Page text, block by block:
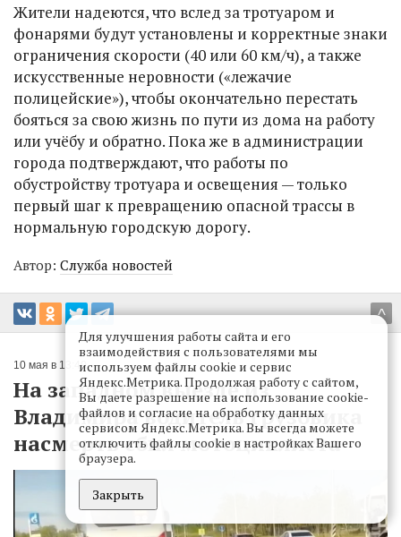
Жители надеются, что вслед за тротуаром и
фонарями будут установлены и корректные знаки
ограничения скорости (40 или 60 км/ч), а также
искусственные неровности («лежачие
полицейские»), чтобы окончательно перестать
бояться за свою жизнь по пути из дома на работу
или учёбу и обратно. Пока же в администрации
города подтверждают, что работы по
обустройству тротуара и освещения — только
первый шаг к превращению опасной трассы в
нормальную городскую дорогу.
Автор: Служба новостей
^
10 мая в 13:40
На западном выезде из
Владимира водитель грузовика
насмерть сбил мотоциклиста
Для улучшения работы сайта и его
взаимодействия с пользователями мы
используем файлы cookie и сервис
Яндекс.Метрика. Продолжая работу с сайтом,
Вы даете разрешение на использование cookie-
файлов и согласие на обработку данных
сервисом Яндекс.Метрика. Вы всегда можете
отключить файлы cookie в настройках Вашего
браузера.
Закрыть